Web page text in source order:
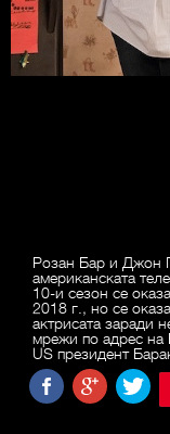
Розан Бар и Джон
американската
10-и сезон се
2018 г., но се
актрисата заради
мрежи по адрес на
US президент